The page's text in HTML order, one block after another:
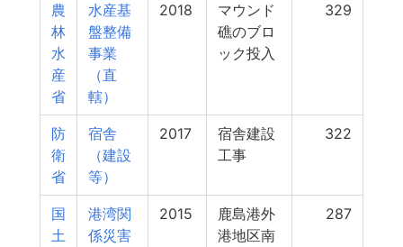
農
林
水
産
省
水産基
盤整備
事業
（直
轄）
2018
マウンド
礁のブロ
ック投入
329
防
衛
省
宿舎
（建設
等）
2017
宿舎建設
工事
322
国
土
港湾関
係災害
2015
鹿島港外
港地区南
287